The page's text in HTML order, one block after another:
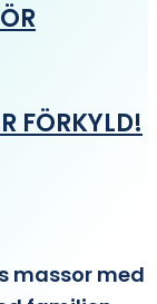
FÖRKYLD!
massor med